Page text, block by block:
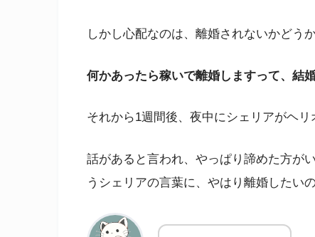
しかし心配なのは、離婚されないかどう
何かあったら稼いで離婚しますって、結
それから1週間後、夜中にシェリアがヘリ
話があると言われ、やっぱり諦めた方が
うシェリアの言葉に、やはり離婚したい